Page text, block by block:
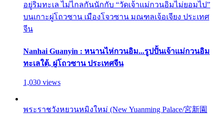
อยู่ริมทะเล ไม่ไกลกันนักกับ “วัดเจ้าแม่กวนอิมไม่ยอมไป”
บนเกาะผู่โถวซาน เมืองโจวซาน มณฑลเจ้อเจียง ประเทศ
จีน
Nanhai Guanyin : หนานไห่กวนอิม...รูปปั้นเจ้าแม่กวนอิม
ทะเลใต้, ผู่โถวซาน ประเทศจีน
1,030 views
พระราชวังหยวนหมิงใหม่ (New Yuanming Palace/宮新園